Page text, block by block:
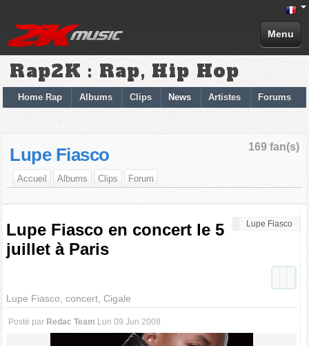
Menu
Rap2K : Rap, Hip Hop
Home Rap Albums Clips News Artistes Forums
169 fan(s)
Lupe Fiasco
Accueil Albums Clips Forum
Lupe Fiasco
Lupe Fiasco en concert le 5
juillet à Paris
Lupe Fiasco, concert, Cigale
Posté par Redac Team Lun 09 Jun 2008